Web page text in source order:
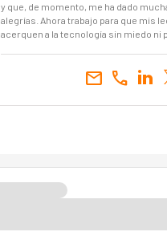
y que, de momento, me ha dado
alegrías. Ahora trabajo para que mis
acerquen a la tecnología sin miedo ni
call
email